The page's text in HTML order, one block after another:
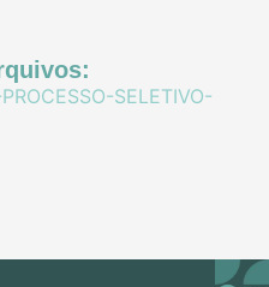
SELETIVO-